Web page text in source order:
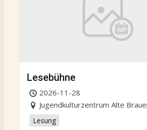
Lesebühne
2026-11-28
Jugendkulturzentrum Alte
Lesung